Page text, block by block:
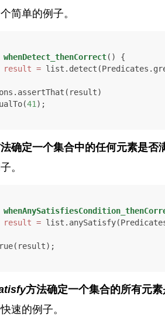
简单的例子。
whenDetect_thenCorrect()
{
result =
41 );
确定一个集合中的任何元素是否
。
result =
方法确定一个集合的所有元
速的例子。